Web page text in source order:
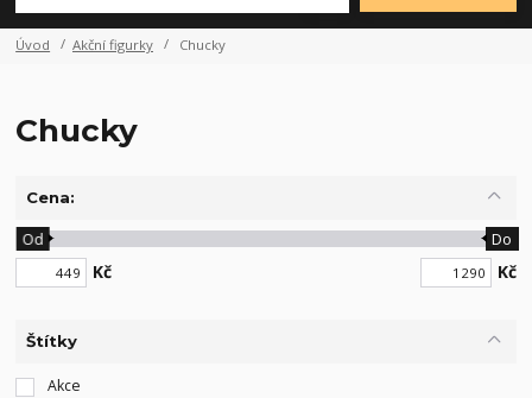
Úvod Akční figurky Chucky
Chucky
Cena:
Kč
Od Do
Kč
Štítky
Akce